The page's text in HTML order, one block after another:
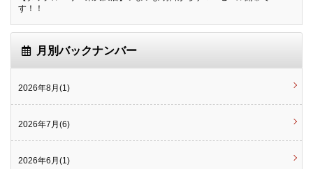
す！！
月別バックナンバー
2026年8月(1)
2026年7月(6)
2026年6月(1)